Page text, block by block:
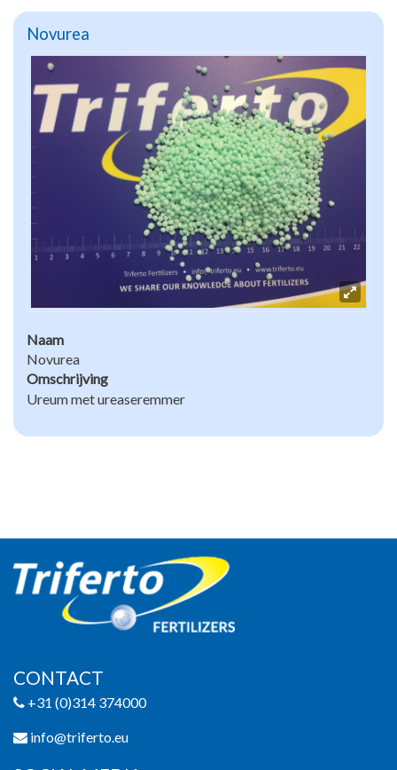
Novurea
Naam
Novurea
Omschrijving
Ureum met ureaseremmer
CONTACT
+31 (0)314 374000
info@triferto.eu